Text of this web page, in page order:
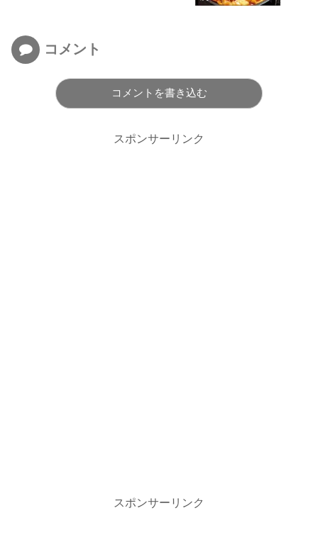
コメント
コメントを書き込む
スポンサーリンク
スポンサーリンク